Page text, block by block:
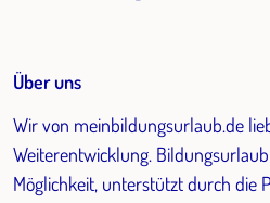
Über uns
Wir von meinbildungsurlaub.de
Weiterentwicklung.
Möglichkeit, unterstützt durch die